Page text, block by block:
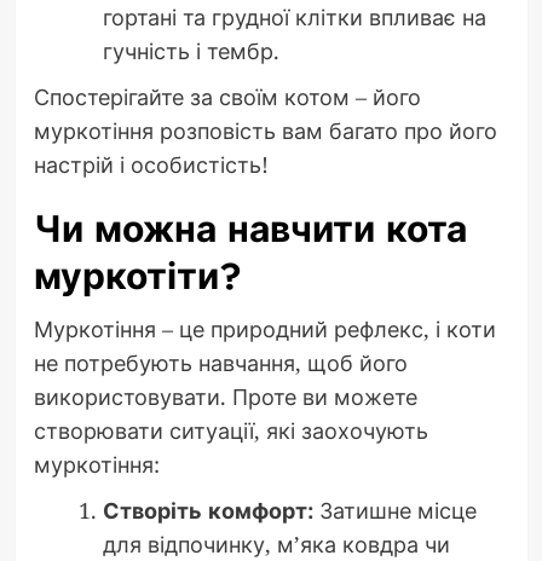
гортані та грудної клітки впливає на
гучність і тембр.
Спостерігайте за своїм котом – його
муркотіння розповість вам багато про його
настрій і особистість!
Чи можна навчити кота
муркотіти?
Муркотіння – це природний рефлекс, і коти
не потребують навчання, щоб його
використовувати. Проте ви можете
створювати ситуації, які заохочують
муркотіння:
Створіть комфорт:Затишне місце
для відпочинку, м’яка ковдра чи